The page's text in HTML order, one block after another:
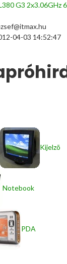
G3 2x3.06GHz
04-03 14:52:47
Kijelzõ
Notebook
PDA